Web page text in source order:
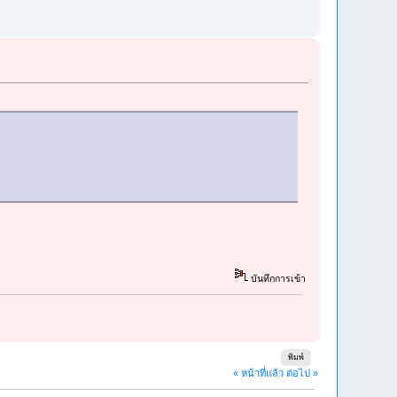
บันทึกการเข้า
พิมพ์
« หน้าที่แล้ว ต่อไป »